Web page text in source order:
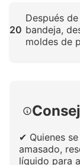
20
Después
bandeja,
moldes de
✔ Quienes
amasado,
líquido para